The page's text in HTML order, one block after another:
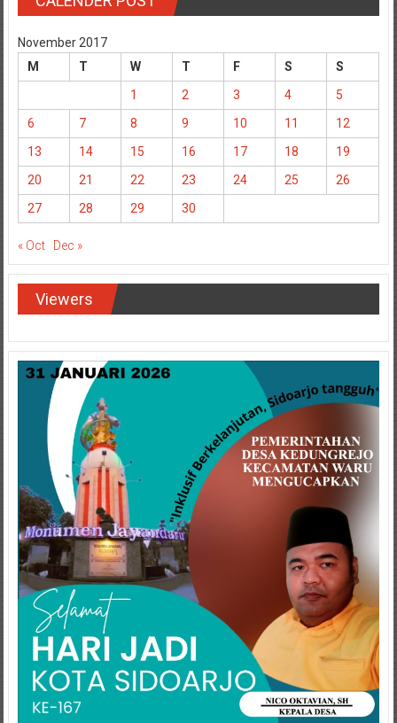
November 2017
M
T W T F S
S
1
2 3 4
5
6
7 8 9 10 11
12
13
14 15 16 17 18
19
20
21 22 23 24 25
26
27
28 29 30
« Oct Dec »
Viewers